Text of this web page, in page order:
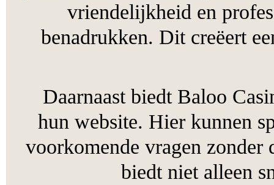
vriendelijkheid en
benadrukken. Dit
Daarnaast biedt Baloo
hun website. Hier
voorkomende vragen
biedt niet